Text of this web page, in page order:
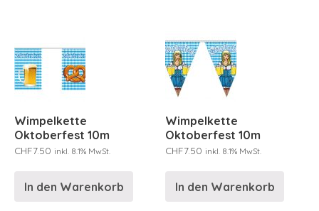
Wimpelkette
Oktoberfest 10m
CHF7.50 inkl. 8.1% MwSt.
In den Warenkorb
Wimpelkette
Oktoberfest 10m
CHF7.50 inkl. 8.1% MwSt.
In den Warenkorb